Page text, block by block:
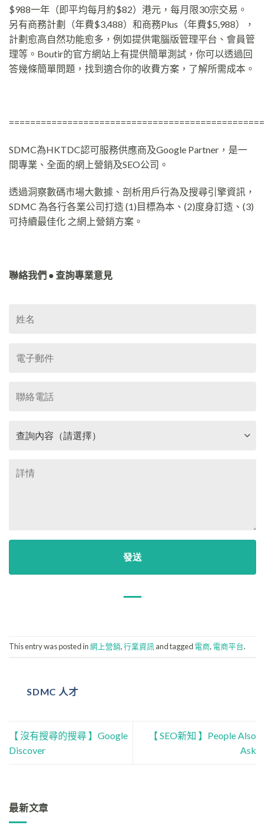
$988一年（即平均每月約$82）港元，每月限30宗交易。
另有商務計劃（年費$3,488）和商務Plus（年費$5,988），
計劃愈高自然功能愈多，例如提供電腦版管理平台、會員管
理等。Boutir的官方網站上有提供簡單測試，你可以透過回
答幾條簡單問題，找到適合你的收費方案，了解所需成本。
SDMC為HKTDC認可服務供應商及Google Partner，是一
間專業、全面的網上營銷及SEO公司。
透過洞察數碼市場大數據、剖析用戶行為及搜尋引擎資訊，
SDMC 為各行各業公司打造 (1)目標為本、(2)度身訂造、(3)
可持續最佳化 之網上營銷方案。
聯絡我們 • 查詢專業意見
This entry was posted in網上營銷,行業資訊and tagged電商,電商平台.
SDMC 人才
【 沒有搜尋的搜尋 】Google
Discover
【 SEO新知 】People Also
Ask
最新文章